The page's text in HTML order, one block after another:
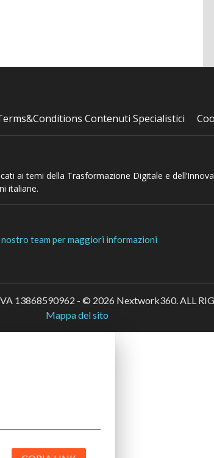
Contenuti Specialistici
ai temi della Trasformazione Digitale e
italiane.
team per maggiori informazioni
13868590962 - © 2026 Nextwork360. ALL
Mappa del sito